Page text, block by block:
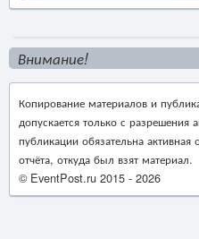
Внимание!
Копирование материалов и
допускается только с
публикации обязательна
отчёта, откуда был взят материал.
© EventPost.ru 2015 - 2026